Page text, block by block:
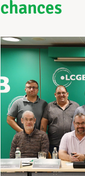
chances